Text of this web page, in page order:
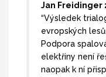
Jan Freidinger
“Výsledek
evropských
Podpora
elektřiny není
naopak k ní